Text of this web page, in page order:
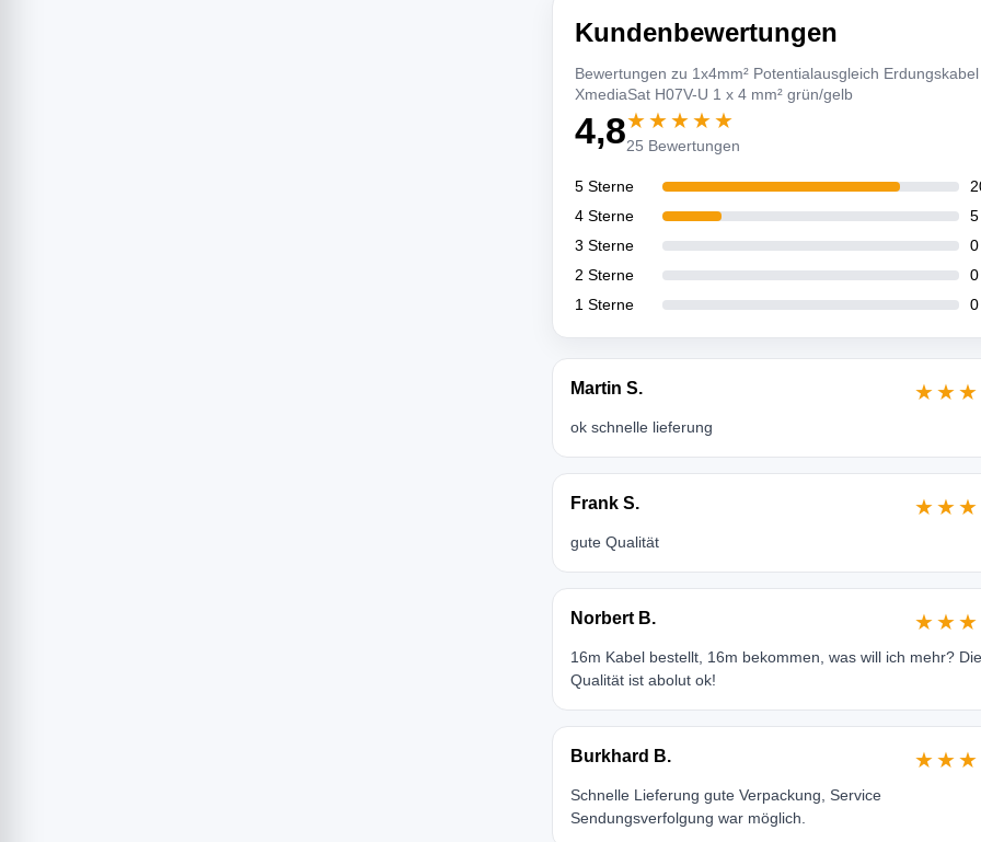
Kundenbewertungen
Bewertungen zu 1x4mm² Potentialausgleich Erdungskabel
XmediaSat H07V-U 1 x 4 mm² grün/gelb
4,8★★★★★
25 Bewertungen
5 Sterne
4 Sterne
5
3 Sterne
0
2 Sterne
0
1 Sterne
0
Martin S.
ok schnelle lieferung
Frank S.
gute Qualität
Norbert B.
16m Kabel bestellt, 16m bekommen, was will ich mehr? Die
Qualität ist abolut ok!
Burkhard B.
Schnelle Lieferung gute Verpackung, Service
Sendungsverfolgung war möglich.